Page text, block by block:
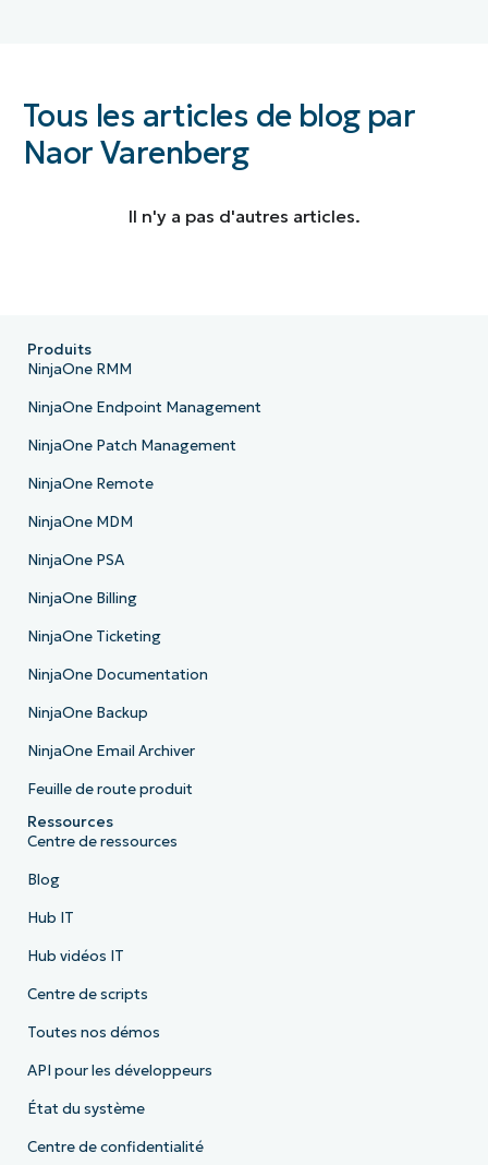
Tous les articles de blog par
Naor Varenberg
Il n'y a pas d'autres articles.
Produits
NinjaOne RMM
NinjaOne Endpoint Management
NinjaOne Patch Management
NinjaOne Remote
NinjaOne MDM
NinjaOne PSA
NinjaOne Billing
NinjaOne Ticketing
NinjaOne Documentation
NinjaOne Backup
NinjaOne Email Archiver
Feuille de route produit
Ressources
Centre de ressources
Blog
Hub IT
Hub vidéos IT
Centre de scripts
Toutes nos démos
API pour les développeurs
État du système
Centre de confidentialité